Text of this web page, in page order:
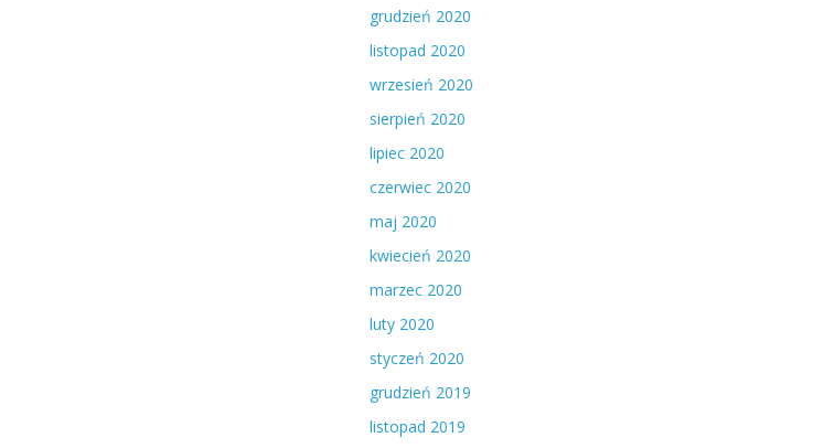
grudzień 2020
listopad 2020
wrzesień 2020
sierpień 2020
lipiec 2020
czerwiec 2020
maj 2020
kwiecień 2020
marzec 2020
luty 2020
styczeń 2020
grudzień 2019
listopad 2019